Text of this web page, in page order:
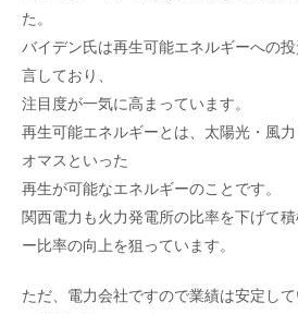
た。
バイデン氏は再生可能エネルギーへの
言しており、
注目度が一気に高まっています。
再生可能エネルギーとは、太陽光・風
オマスといった
再生が可能なエネルギーのことです。
関西電力も火力発電所の比率を下げて
ー比率の向上を狙っています。
ただ、電力会社ですので業績は安定し